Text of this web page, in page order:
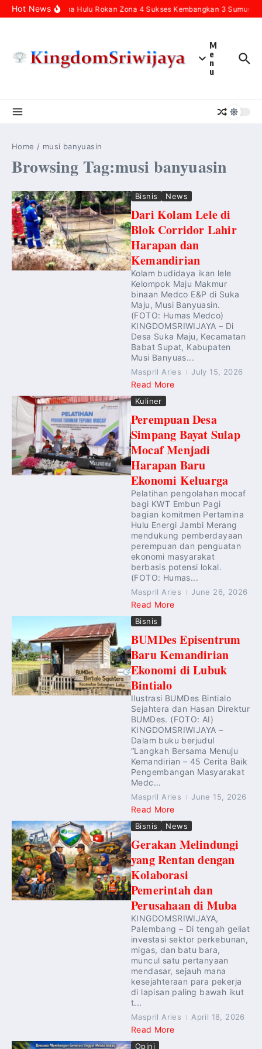
Skip to content
Hot NewsPertamina Hulu Rokan Zona 4 Sukses Kembangkan 3 Sumur
M
e
n
u
Home / musi banyuasin
Browsing Tag:musi banyuasin
Bisnis News
Dari Kolam Lele di
Blok Corridor Lahir
Harapan dan
Kemandirian
Kolam budidaya ikan lele
Kelompok Maju Makmur
binaan Medco E&P di Suka
Maju, Musi Banyuasin.
(FOTO: Humas Medco)
KINGDOMSRIWIJAYA – Di
Desa Suka Maju, Kecamatan
Babat Supat, Kabupaten
Musi Banyuas...
Maspril Aries July 15, 2026
Read More
Kuliner
Perempuan Desa
Simpang Bayat Sulap
Mocaf Menjadi
Harapan Baru
Ekonomi Keluarga
Pelatihan pengolahan mocaf
bagi KWT Embun Pagi
bagian komitmen Pertamina
Hulu Energi Jambi Merang
mendukung pemberdayaan
perempuan dan penguatan
ekonomi masyarakat
berbasis potensi lokal.
(FOTO: Humas...
Maspril Aries June 26, 2026
Read More
Bisnis
BUMDes Episentrum
Baru Kemandirian
Ekonomi di Lubuk
Bintialo
Ilustrasi BUMDes Bintialo
Sejahtera dan Hasan Direktur
BUMDes. (FOTO: AI)
KINGDOMSRIWIJAYA –
Dalam buku berjudul
“Langkah Bersama Menuju
Kemandirian – 45 Cerita Baik
Pengembangan Masyarakat
Medc...
Maspril Aries June 15, 2026
Read More
Bisnis News
Gerakan Melindungi
yang Rentan dengan
Kolaborasi
Pemerintah dan
Perusahaan di Muba
KINGDOMSRIWIJAYA,
Palembang – Di tengah geliat
investasi sektor perkebunan,
migas, dan batu bara,
muncul satu pertanyaan
mendasar, sejauh mana
kesejahteraan para pekerja
di lapisan paling bawah ikut
t...
Maspril Aries April 18, 2026
Read More
Opini